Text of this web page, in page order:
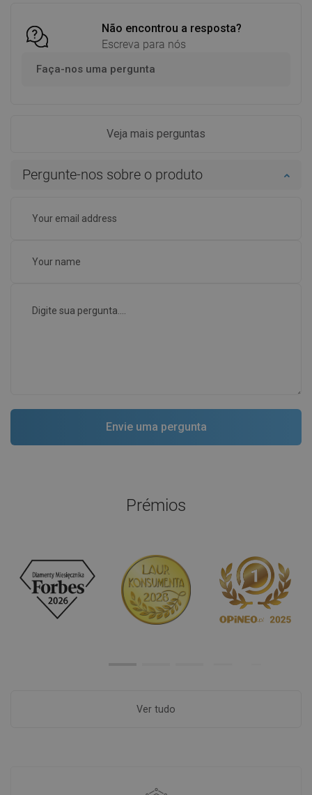
Não encontrou a resposta?
Escreva para nós
Faça-nos uma pergunta
Veja mais perguntas
Pergunte-nos sobre o produto
Prémios
Ver tudo